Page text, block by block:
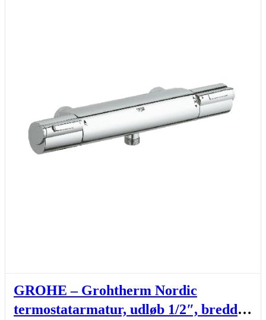
GROHE – Grohtherm Nordic
termostatarmatur, udløb 1/2″, bredde